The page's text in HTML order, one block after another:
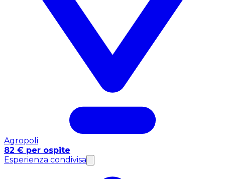
Agropoli
82 € per ospite
Esperienza condivisa